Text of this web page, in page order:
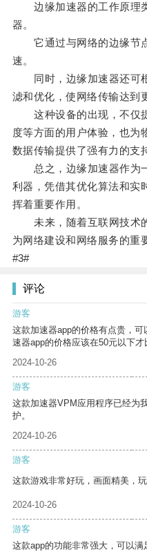
边缘加速器的工作原理
器。
它通过与网络的边缘节
速。
同时，边缘加速器还可
滤和优化，使网络传输达到
这种设备的出现，不仅
度等方面的用户体验，也为
数据传输提供了强有力的支
总之，边缘加速器作为
利器，凭借其优化算法和实
挥着重要作用。
未来，随着互联网技术
为网络建设和网络服务的重
#3#
评论
游客
这款加速器app的价格有点贵，
速器app的价格应该在50元以下才
2024-10-26
游客
这款加速器VPM应用程序已经为
护。
2024-10-26
游客
这款游戏非常好玩，画面精美，玩
2024-10-26
游客
这款app的功能非常强大，可以